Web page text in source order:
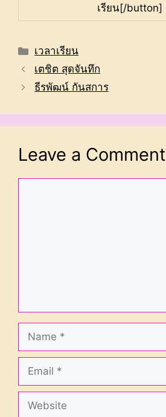
เรียน[/button]
Categories
เวลาเรียน
เตชิต สุดจันทึก
ธีรพัฒน์ กันสการ
Leave a Comment
Name
Email
Website